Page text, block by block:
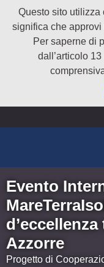
Questo sito
significa che
Per saperne di
dall’articolo
Evento
Azzorre
Progetto di